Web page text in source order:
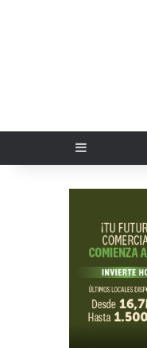
Sidebar